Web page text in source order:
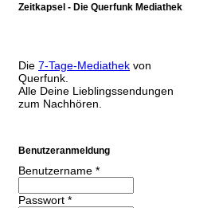
Zeitkapsel - Die Querfunk Mediathek
Die 7-Tage-Mediathek von
Querfunk.
Alle Deine Lieblingssendungen
zum Nachhören.
Benutzeranmeldung
Benutzername *
Passwort *